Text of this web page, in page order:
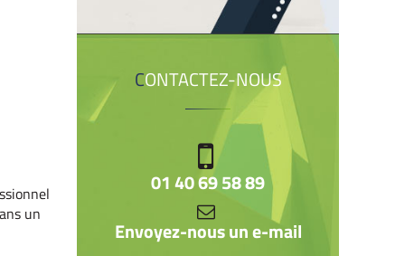
un
CONTACTEZ-NOUS
01 40 69 58 89
Envoyez-nous un e-mail